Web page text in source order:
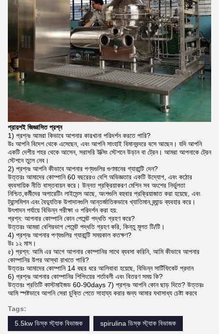
প্রায়শই জিজ্ঞাসিত প্রশ্ন
1) প্রশ্নঃ আমরা কিভাবে আপনার কারখানা পরিদর্শন করতে পারি?
উঃ আপনি বিদেশ থেকে এসেছেন, এবং আপনি সাংহাই বিমানবন্দরে বসে আছেন। যদি আপনি
একটি দেশীয় শহর থেকে আসেন, সরাসরি ইক্সিং স্টেশনে উড়ান বা ট্রেন। আমরা আপনাকে ট্রেন
স্টেশনে তুলে নেব।
2) প্রশ্নঃ আপনি কীভাবে আপনার পণ্যগুলির গুণমানের গ্যারান্টি দেন?
উত্তরঃ আমাদের কোম্পানি 60 বছরেরও বেশি অভিজ্ঞতার একটি উদ্যোগ, এবং কঠোর
ব্যবসায়িক নীতি বাস্তবায়ন করে। উন্নত প্রক্রিয়াকরণ মেশিন সব অংশের নির্ভুলতা
নিশ্চিত,কর্মীদের অপারেটিং লাইসেন্স আছে, অংশগুলি বহুবার প্রক্রিয়াজাত করা হয়েছে, এবং
ট্রান্সমিশন এবং বৈদ্যুতিক উপাদানগুলি আন্তর্জাতিকভাবে খ্যাতিমান ব্র্যান্ড ব্যবহার করে।
উৎপাদন পর্যায়ে বিভিন্ন পরীক্ষা ও পরিদর্শন করা হয়.
প্রশ্ন: আপনার কোম্পানি কোন পেমেন্ট পদ্ধতি গ্রহণ করে?
উত্তরঃ আমরা বেশিরভাগ পেমেন্ট পদ্ধতি গ্রহণ করি, কিন্তু মূলত টি/টি।
4) প্রশ্নঃ আপনার পণ্যগুলির গ্যারান্টি সময়কাল কতক্ষণ?
উঃ ১২ মাস।
৫) প্রশ্ন: আমি এর আগে আপনার কোম্পানির সাথে ব্যবসা করিনি, আমি কীভাবে আপনার
কোম্পানির উপর আস্থা রাখতে পারি?
উত্তরঃ আমাদের কোম্পানি 14 বছর ধরে আলিবাবা হয়েছে, বিভিন্ন সার্টিফিকেট প্রদান
6) প্রশ্নঃ আপনার কোম্পানির শিপিংয়ের শর্তাবলী এবং বিতরণ সময় কি?
উত্তরঃ প্রতিটি কাস্টমাইজড 60-90days 7) প্রশ্নঃ আপনি কোন ছাড় দিতে? উত্তরঃ
আমি স্পষ্টভাবে আপনি সেরা চুক্তি পেতে সাহায্য করার জন্য আমার যথাসাধ্য চেষ্টা করবে
Tags:
5.5kw ডিস্ক স্ট্যাক বিভাজক
spirulina ডিস্ক স্ট্যাক বিভাজক